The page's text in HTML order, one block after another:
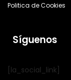
Politica de Cookies
Síguenos
[la_social_link]